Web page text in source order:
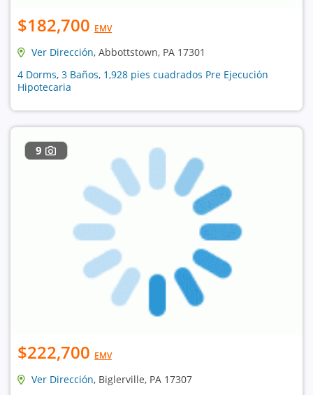
$182,700 EMV
Ver Dirección, Abbottstown, PA 17301
4 Dorms, 3 Baños, 1,928 pies cuadrados Pre Ejecución
Hipotecaria
9
$222,700 EMV
Ver Dirección, Biglerville, PA 17307